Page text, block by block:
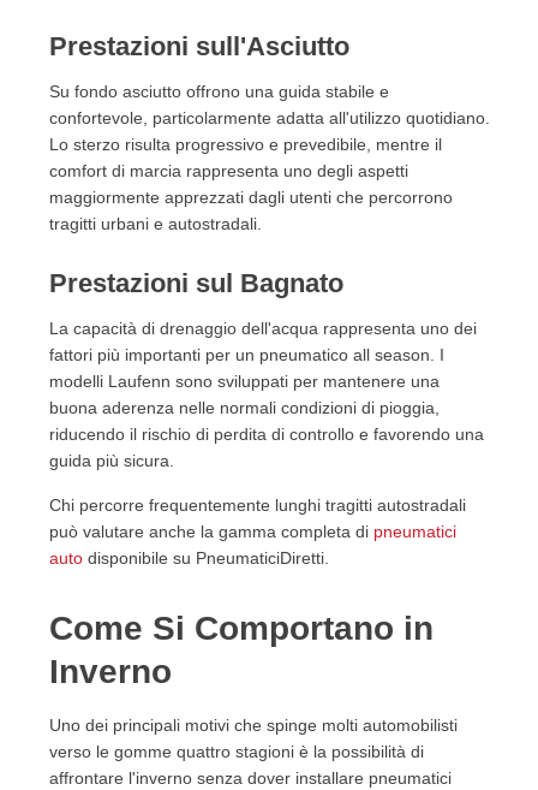
Prestazioni sull'Asciutto
Su fondo asciutto offrono una guida stabile e
confortevole, particolarmente adatta all'utilizzo quotidiano.
Lo sterzo risulta progressivo e prevedibile, mentre il
comfort di marcia rappresenta uno degli aspetti
maggiormente apprezzati dagli utenti che percorrono
tragitti urbani e autostradali.
Prestazioni sul Bagnato
La capacità di drenaggio dell'acqua rappresenta uno dei
fattori più importanti per un pneumatico all season. I
modelli Laufenn sono sviluppati per mantenere una
buona aderenza nelle normali condizioni di pioggia,
riducendo il rischio di perdita di controllo e favorendo una
guida più sicura.
Chi percorre frequentemente lunghi tragitti autostradali
può valutare anche la gamma completa di pneumatici
autodisponibile su PneumaticiDiretti.
Come Si Comportano in
Inverno
Uno dei principali motivi che spinge molti automobilisti
verso le gomme quattro stagioni è la possibilità di
affrontare l'inverno senza dover installare pneumatici